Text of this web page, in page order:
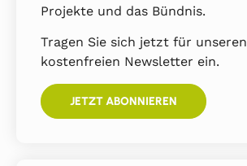
Projekte und das Bündnis.
Tragen Sie sich jetzt für unseren
kostenfreien Newsletter ein.
JETZT ABONNIEREN